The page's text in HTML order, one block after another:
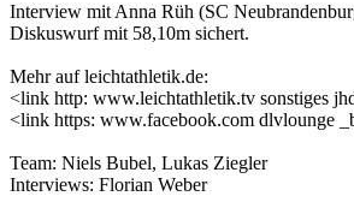
Interview mit Anna Rüh (SC
Diskuswurf mit 58,10m sichert.
Mehr auf leichtathletik.de:
<link http: www.leichtathletik.tv sonstiges
<link https: www.facebook.com dlvlounge
Team: Niels Bubel, Lukas Ziegler
Interviews: Florian Weber